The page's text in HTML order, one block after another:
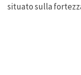
situato sulla